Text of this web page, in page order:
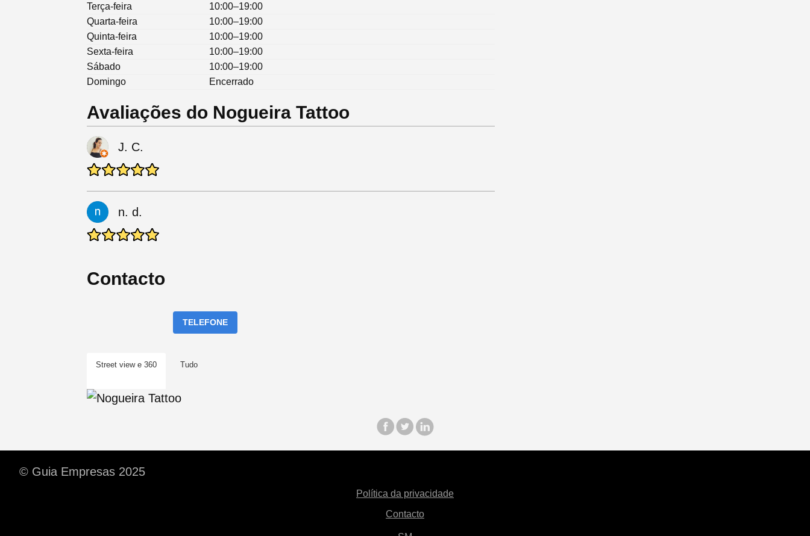
Terça-feira
10:00–19:00
Quarta-feira
10:00–19:00
Quinta-feira
10:00–19:00
Sexta-feira
10:00–19:00
Sábado
10:00–19:00
Domingo
Encerrado
Avaliações do Nogueira Tattoo
J. C.
n. d.
Contacto
TELEFONE
Street view e 360 Tudo
© Guia Empresas 2025
Política da privacidade
Contacto